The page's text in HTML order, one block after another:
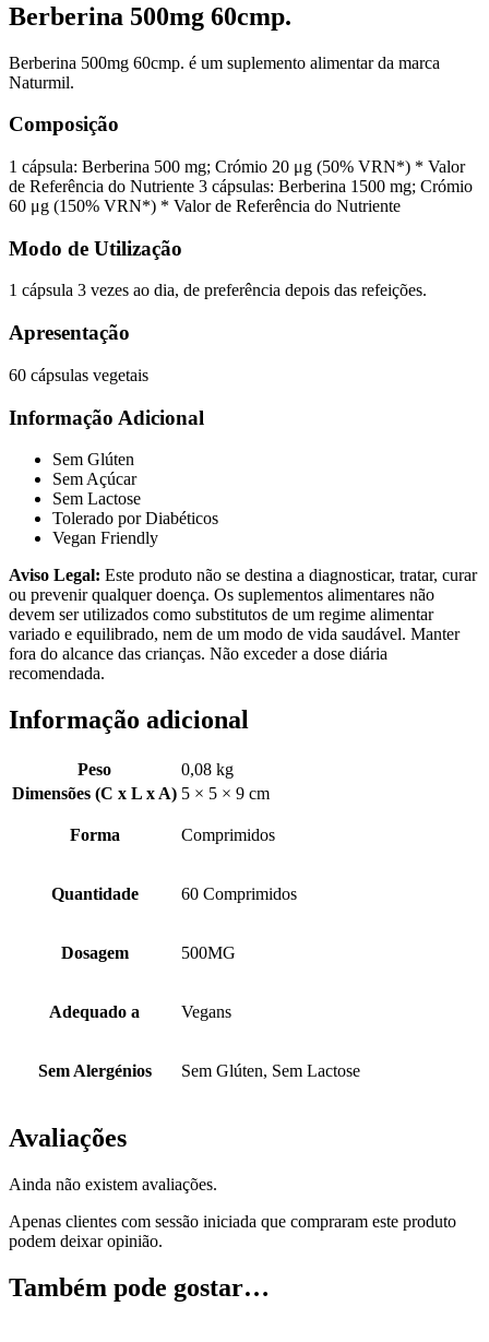
Berberina 500mg 60cmp.
Berberina 500mg 60cmp. é um suplemento alimentar da marca
Naturmil.
Composição
1 cápsula: Berberina 500 mg; Crómio 20 μg (50% VRN*) * Valor
de Referência do Nutriente 3 cápsulas: Berberina 1500 mg; Crómio
60 μg (150% VRN*) * Valor de Referência do Nutriente
Modo de Utilização
1 cápsula 3 vezes ao dia, de preferência depois das refeições.
Apresentação
60 cápsulas vegetais
Informação Adicional
Sem Glúten
Sem Açúcar
Sem Lactose
Tolerado por Diabéticos
Vegan Friendly
Aviso Legal: Este produto não se destina a diagnosticar, tratar, curar
ou prevenir qualquer doença. Os suplementos alimentares não
devem ser utilizados como substitutos de um regime alimentar
variado e equilibrado, nem de um modo de vida saudável. Manter
fora do alcance das crianças. Não exceder a dose diária
recomendada.
Informação adicional
Peso
0,08 kg
Dimensões (C x L x A) 5 × 5 × 9 cm
Forma Comprimidos
Quantidade 60 Comprimidos
Dosagem 500MG
Adequado a Vegans
Sem Alergénios Sem Glúten, Sem Lactose
Avaliações
Ainda não existem avaliações.
Apenas clientes com sessão iniciada que compraram este produto
podem deixar opinião.
Também pode gostar…